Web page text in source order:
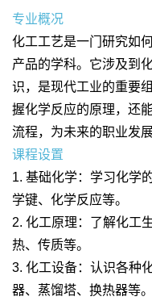
专业概况
化工工艺是一门研究如
产品的学科。它涉及到
识，是现代工业的重要
握化学反应的原理，还
流程，为未来的职业发
课程设置
1. 基础化学：学习化学
学键、化学反应等。
2. 化工原理：了解化工
热、传质等。
3. 化工设备：认识各种
器、蒸馏塔、换热器等。